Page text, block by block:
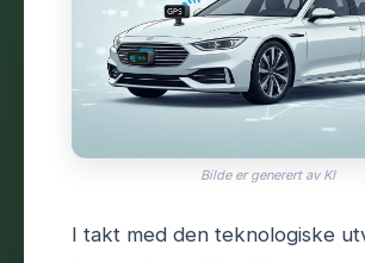
Bilde er generert av KI
I takt med den teknologiske